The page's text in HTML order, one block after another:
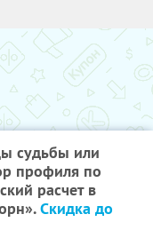
судьбы или
профиля по
расчет в
Скидка до